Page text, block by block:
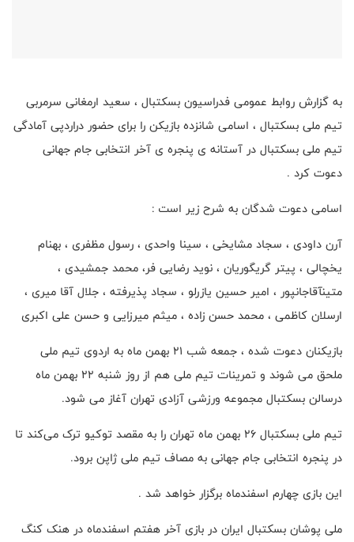
به گزارش روابط عمومی فدراسیون بسکتبال ، سعید ارمغانی سرمربی
تیم ملی بسکتبال ، اسامی شانزده بازیکن را برای حضور دراردپی آمادگی
تیم ملی بسکتبال در آستانه ی پنجره ی آخر انتخابی جام جهانی
دعوت کرد .
اسامی دعوت شدگان به شرح زیر است :
آرن داودی ، سجاد مشایخی ، سینا واحدی ، رسول مظفری ، بهنام
یخچالی ، پیتر گریگوریان ، نوید رضایی فر، محمد جمشیدی ،
متینآقاجانپور ، امیر حسین یازرلو‌ ، سجاد پذیرفته ، جلال آقا میری ،
ارسلان کاظمی ، محمد حسن زاده ، میثم میرزایی و حسن علی اکبری
بازیکنان دعوت شده ، جمعه شب ۲۱ بهمن ماه به اردوی تیم ملی
ملحق می شوند و تمرینات تیم ملی هم از روز شنبه ۲۲ بهمن ماه
درسالن بسکتبال مجموعه ورزشی آزادی تهران آغاز می شود.
تیم ملی بسکتبال ۲۶ بهمن ماه تهران را به مقصد توکیو ترک می‌کند تا
در پنجره انتخابی جام جهانی به مصاف تیم ملی ژاپن برود.
این بازی چهارم اسفندماه برگزار خواهد شد .
ملی پوشان بسکتبال ایران در بازی آخر هفتم اسفندماه در هنک کنگ